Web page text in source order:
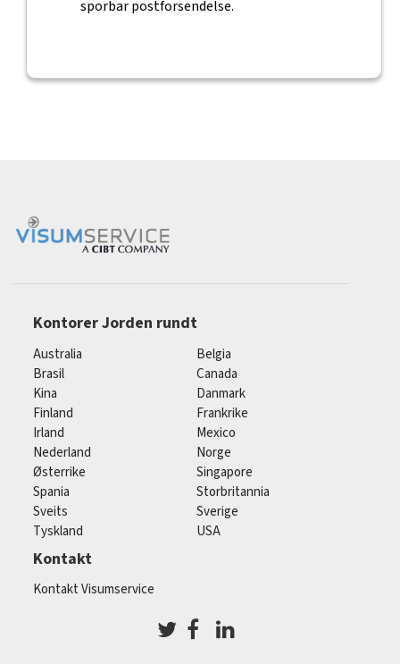
sporbar postforsendelse.
Kontorer Jorden rundt
Australia
Belgia
Brasil
Canada
Kina
Danmark
Finland
Frankrike
Irland
Mexico
Nederland
Norge
Østerrike
Singapore
Spania
Storbritannia
Sveits
Sverige
Tyskland
USA
Kontakt
Kontakt Visumservice